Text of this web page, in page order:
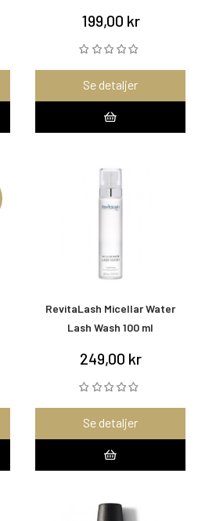
199,00 kr
Se detaljer
RevitaLash Micellar Water
Lash Wash 100 ml
249,00 kr
Se detaljer